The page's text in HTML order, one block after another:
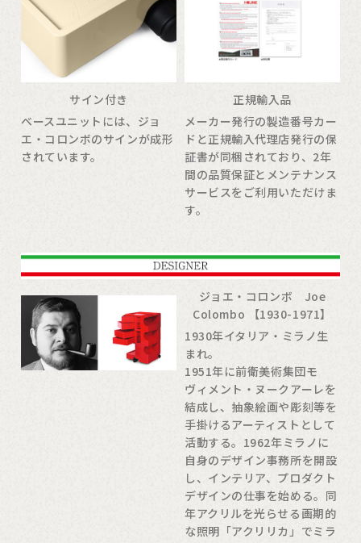
サイン付き
ベースユニットには、ジョ
エ・コロンボのサインが成形
されています。
正規輸入品
メーカー発行の製造番号カー
ドと正規輸入代理店発行の保
証書が同梱されており、2年
間の品質保証とメンテナンス
サービスをご利用いただけま
す。
ジョエ・コロンボ Joe
Colombo 【1930-1971】
1930年イタリア・ミラノ生
まれ。
1951年に前衛美術集団モ
ヴィメント・ヌークアーレを
結成し、抽象絵画や彫刻等を
手掛けるアーティストとして
活動する。1962年ミラノに
自身のデザイン事務所を開設
し、インテリア、プロダクト
デザインの仕事を始める。同
年アクリルを光らせる画期的
な照明「アクリリカ」でミラ